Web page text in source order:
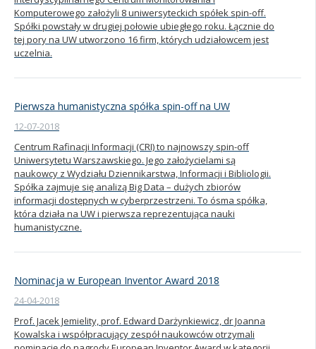
Komputerowego założyli 8 uniwersyteckich spółek spin-off.
Spółki powstały w drugiej połowie ubiegłego roku. Łącznie do
tej pory na UW utworzono 16 firm, których udziałowcem jest
uczelnia.
Pierwsza humanistyczna spółka spin-off na UW
12-07-2018
Centrum Rafinacji Informacji (CRI) to najnowszy spin-off
Uniwersytetu Warszawskiego. Jego założycielami są
naukowcy z Wydziału Dziennikarstwa, Informacji i Bibliologii.
Spółka zajmuje się analizą Big Data – dużych zbiorów
informacji dostępnych w cyberprzestrzeni. To ósma spółka,
która działa na UW i pierwsza reprezentująca nauki
humanistyczne.
Nominacja w European Inventor Award 2018
24-04-2018
Prof. Jacek Jemielity, prof. Edward Darżynkiewicz, dr Joanna
Kowalska i współpracujący zespół naukowców otrzymali